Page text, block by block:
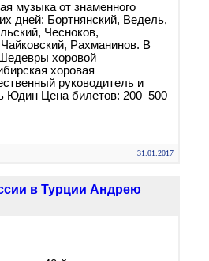
музыка от знаменного
дней: Бортнянский, Ведель,
Чесноков,
Рахманинов. В
хоровой
хоровая
руководитель и
Юдин Цена билетов: 200–500
31.01.2017
в Турции Андрею